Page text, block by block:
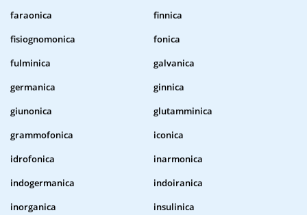
faraonica
finnica
fisiognomonica
fonica
fulminica
galvanica
germanica
ginnica
giunonica
glutamminica
grammofonica
iconica
idrofonica
inarmonica
indogermanica
indoiranica
inorganica
insulinica